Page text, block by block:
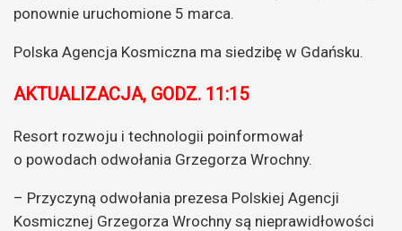
ponownie uruchomione 5 marca.
Polska Agencja Kosmiczna ma siedzibę w Gdańsku.
AKTUALIZACJA, GODZ. 11:15
Resort rozwoju i technologii poinformował
o powodach odwołania Grzegorza Wrochny.
– Przyczyną odwołania prezesa Polskiej Agencji
Kosmicznej Grzegorza Wrochny są nieprawidłowości